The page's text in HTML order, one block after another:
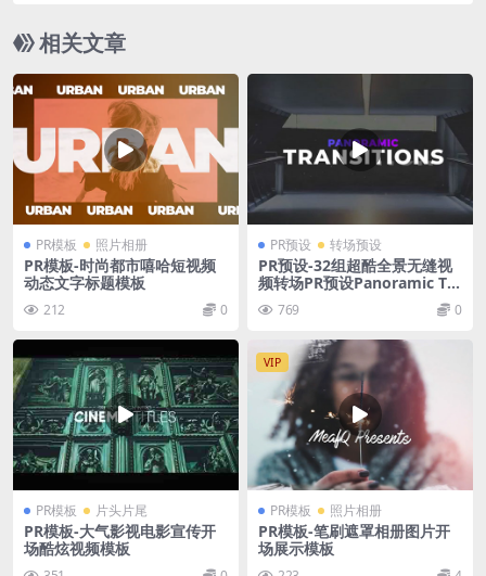
相关文章
PR模板 照片相册
PR模板-时尚都市嘻哈短视频
动态文字标题模板
212 0
PR预设 转场预设
PR预设-32组超酷全景无缝视
频转场PR预设Panoramic Tra
nsitions
769 0
PR模板 片头片尾
PR模板-大气影视电影宣传开
场酷炫视频模板
VIP
PR模板 照片相册
PR模板-笔刷遮罩相册图片开
场展示模板